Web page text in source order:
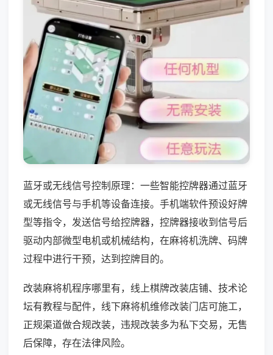
蓝牙或无线信号控制原理：一些智能控牌器通过蓝牙
或无线信号与手机等设备连接。手机端软件预设好牌
型等指令，发送信号给控牌器，控牌器接收到信号后
驱动内部微型电机或机械结构，在麻将机洗牌、码牌
过程中进行干预，达到控牌目的。
改装麻将机程序哪里有，线上棋牌改装店铺、技术论
坛有教程与配件，线下麻将机维修改装门店可施工，
正规渠道做合规改装，违规改装多为私下交易，无售
后保障，存在法律风险。